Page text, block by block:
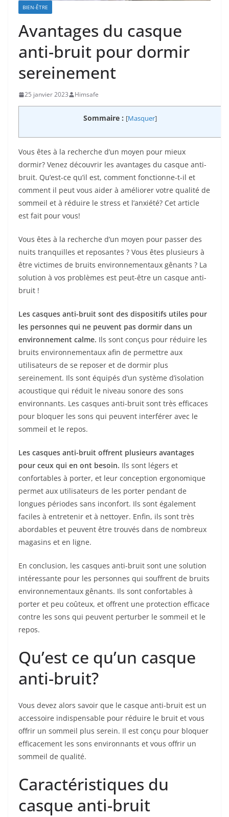
BIEN-ÊTRE
Avantages du casque
anti-bruit pour dormir
sereinement
25 janvier 2023 Himsafe
Sommaire : [Masquer]
Vous êtes à la recherche d’un moyen pour mieux
dormir? Venez découvrir les avantages du casque anti-
bruit. Qu’est-ce qu’il est, comment fonctionne-t-il et
comment il peut vous aider à améliorer votre qualité de
sommeil et à réduire le stress et l’anxiété? Cet article
est fait pour vous!
Vous êtes à la recherche d’un moyen pour passer des
nuits tranquilles et reposantes ? Vous êtes plusieurs à
être victimes de bruits environnementaux gênants ? La
solution à vos problèmes est peut-être un casque anti-
bruit !
Les casques anti-bruit sont des dispositifs utiles pour
les personnes qui ne peuvent pas dormir dans un
environnement calme. Ils sont conçus pour réduire les
bruits environnementaux afin de permettre aux
utilisateurs de se reposer et de dormir plus
sereinement. Ils sont équipés d’un système d’isolation
acoustique qui réduit le niveau sonore des sons
environnants. Les casques anti-bruit sont très efficaces
pour bloquer les sons qui peuvent interférer avec le
sommeil et le repos.
Les casques anti-bruit offrent plusieurs avantages
pour ceux qui en ont besoin. Ils sont légers et
confortables à porter, et leur conception ergonomique
permet aux utilisateurs de les porter pendant de
longues périodes sans inconfort. Ils sont également
faciles à entretenir et à nettoyer. Enfin, ils sont très
abordables et peuvent être trouvés dans de nombreux
magasins et en ligne.
En conclusion, les casques anti-bruit sont une solution
intéressante pour les personnes qui souffrent de bruits
environnementaux gênants. Ils sont confortables à
porter et peu coûteux, et offrent une protection efficace
contre les sons qui peuvent perturber le sommeil et le
repos.
Qu’est ce qu’un casque
anti-bruit?
Vous devez alors savoir que le casque anti-bruit est un
accessoire indispensable pour réduire le bruit et vous
offrir un sommeil plus serein. Il est conçu pour bloquer
efficacement les sons environnants et vous offrir un
sommeil de qualité.
Caractéristiques du
casque anti-bruit